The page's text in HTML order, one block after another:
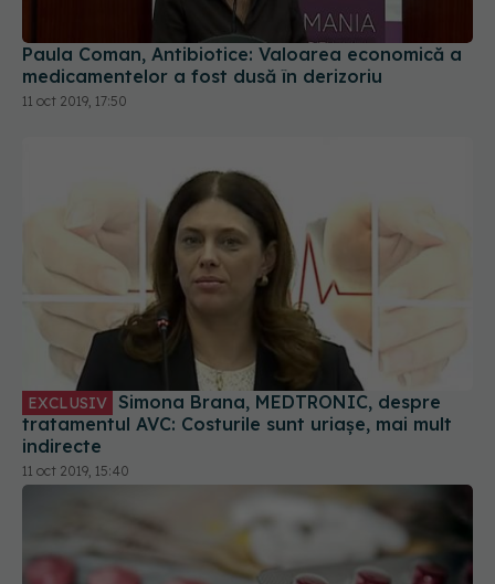
Paula Coman, Antibiotice: Valoarea economică a
medicamentelor a fost dusă în derizoriu
11 oct 2019, 17:50
EXCLUSIV
tratamentul AVC: Costurile sunt uriașe, mai mult
indirecte
11 oct 2019, 15:40